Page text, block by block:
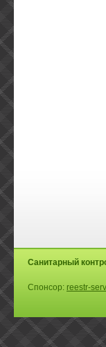
Санитарный
Спонсор: reestr-